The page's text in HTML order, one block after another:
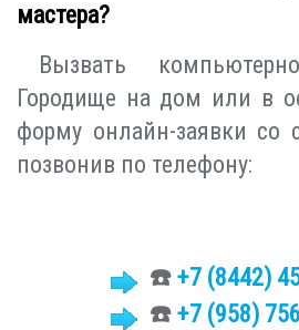
мастера?
Вызвать
Городище на дом или в
форму онлайн-заявки со
позвонив по телефону:
☎️ +7 (8442)
☎️ +7 (958)